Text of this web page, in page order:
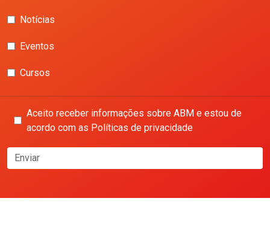
Notícias
Eventos
Cursos
Aceito receber informações sobre ABM e estou de
acordo com as Políticas de privacidade
Enviar